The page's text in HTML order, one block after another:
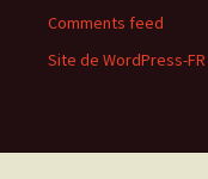
Comments feed
Site de WordPress-FR